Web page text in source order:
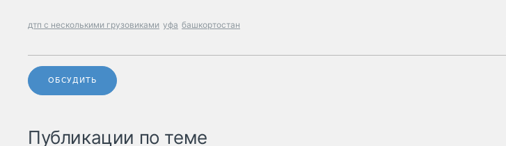
дтп с несколькими грузовиками уфа башкортостан
ОБСУДИТЬ
Публикации по теме